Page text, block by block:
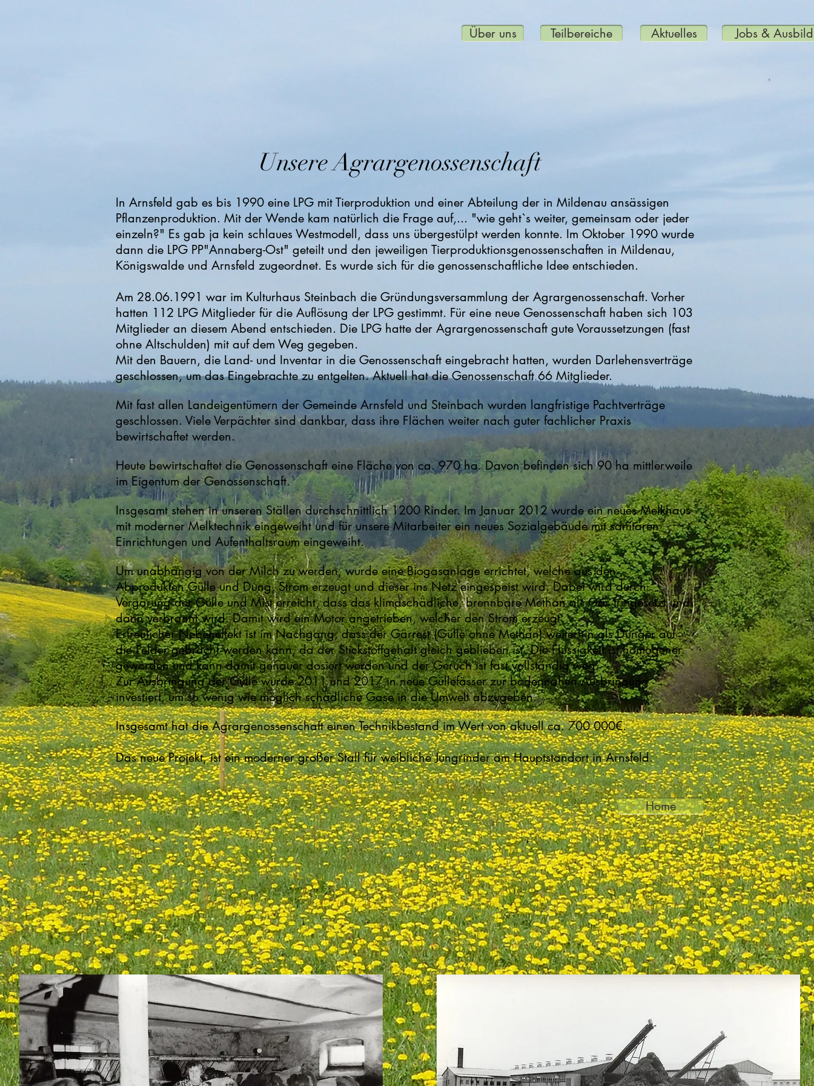
Über uns Teilbereiche Aktuelles Jobs &
Unsere Agrargenossenschaft
In Arnsfeld gab es bis 1990 eine LPG mit Tierproduktion und einer Abteilung der in Mildenau ansässigen
Pflanzenproduktion. Mit der Wende kam natürlich die Frage auf,... "wie geht`s weiter, gemeinsam oder jeder
einzeln?" Es gab ja kein schlaues Westmodell, dass uns übergestülpt werden konnte. Im Oktober 1990 wurde
dann die LPG PP"Annaberg-Ost" geteilt und den jeweiligen Tierproduktionsgenossenschaften in Mildenau,
Königswalde und Arnsfeld zugeordnet. Es wurde sich für die genossenschaftliche Idee entschieden.
Am 28.06.1991 war im Kulturhaus Steinbach die Gründungsversammlung der Agrargenossenschaft. Vorher
hatten 112 LPG Mitglieder für die Auflösung der LPG gestimmt. Für eine neue Genossenschaft haben sich 103
Mitglieder an diesem Abend entschieden. Die LPG hatte der Agrargenossenschaft gute Voraussetzungen (fast
ohne Altschulden) mit auf dem Weg gegeben.
Mit den Bauern, die Land- und Inventar in die Genossenschaft eingebracht hatten, wurden Darlehensverträge
geschlossen, um das Eingebrachte zu entgelten. Aktuell hat die Genossenschaft 66 Mitglieder.
Mit fast allen Landeigentümern der Gemeinde Arnsfeld und Steinbach wurden langfristige Pachtverträge
geschlossen. Viele Verpächter sind dankbar, dass ihre Flächen weiter nach guter fachlicher Praxis
bewirtschaftet werden.
Heute bewirtschaftet die Genossenschaft eine Fläche von ca. 970 ha. Davon befinden sich 90 ha mittlerweile
im Eigentum der Genossenschaft.
Insgesamt stehen in unseren Ställen durchschnittlich 1200 Rinder. Im Januar 2012 wurde ein neues Melkhaus
mit moderner Melktechnik eingeweiht und für unsere Mitarbeiter ein neues Sozialgebäude mit sanitären
Einrichtungen und Aufenthaltsraum eingeweiht.
Um unabhängig von der Milch zu werden, wurde eine Biogasanlage errichtet, welche aus den
Abprodukten Gülle und Dung, Strom erzeugt und dieser ins Netz eingespeist wird. Dabei wird durch
Vergärung der Gülle und Mist erreicht, dass das klimaschädliche, brennbare Methan als Gas freigesetzt und
dann verbrannt wird. Damit wird ein Motor angetrieben, welcher den Strom erzeugt.
Erfreulicher Nebeneffekt ist im Nachgang, dass der Gärrest (Gülle ohne Methan) weiterhin als Dünger auf
die Felder gebracht werden kann, da der Stickstoffgehalt gleich geblieben ist. Die Flüssigkeit ist homogener
geworden und kann damit genauer dosiert werden und der Geruch ist fast vollständig weg.
Zur Ausbringung der Gülle wurde 2011 und 2017 in neue Güllefässer zur bodennahen Ausbringung
investiert, um so wenig wie möglich schädliche Gase in die Umwelt abzugeben.
Insgesamt hat die Agrargenossenschaft einen Technikbestand im Wert von aktuell ca. 700 000€.
Das neue Projekt, ist ein moderner großer Stall für weibliche Jungrinder am Hauptstandort in Arnsfeld.
Home